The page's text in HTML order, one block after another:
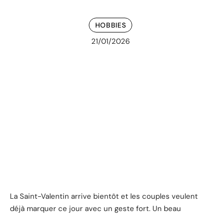
HOBBIES
21/01/2026
La Saint-Valentin arrive bientôt et les couples veulent
déjà marquer ce jour avec un geste fort. Un beau